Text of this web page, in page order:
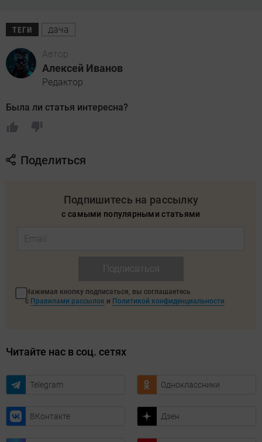
ТЕГИ дача
Автор
Алексей Иванов
Редактор
Была ли статья интересна?
Поделиться
Подпишитесь на рассылку
с самыми популярными статьями
Нажимая кнопку подписаться, вы соглашаетесь
с Правилами рассылок и Политикой конфиденциальности
Читайте нас в соц. сетях
Telegram Одноклассники
ВКонтакте Дзен